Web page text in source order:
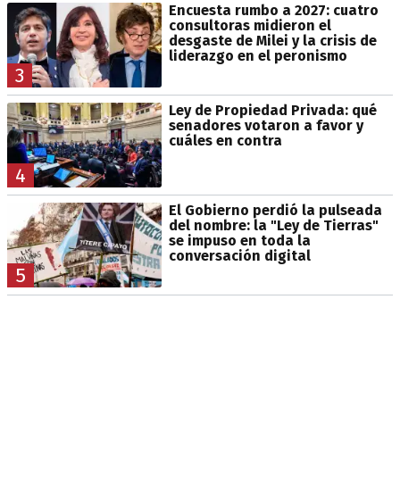
3
Encuesta rumbo a 2027: cuatro
consultoras midieron el
desgaste de Milei y la crisis de
liderazgo en el peronismo
4
Ley de Propiedad Privada: qué
senadores votaron a favor y
cuáles en contra
5
El Gobierno perdió la pulseada
del nombre: la "Ley de Tierras"
se impuso en toda la
conversación digital